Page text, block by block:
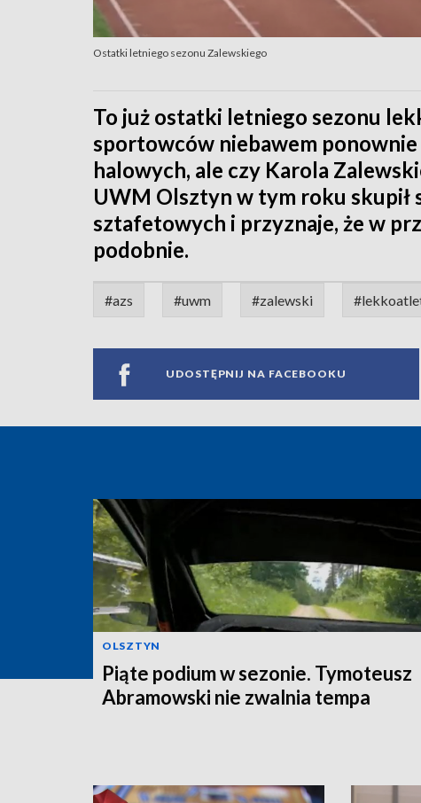
Ostatki letniego sezonu Zalewskiego
To już ostatki letniego sezonu
sportowców niebawem
halowych, ale czy Karola
UWM Olsztyn w tym roku skupił
sztafetowych i przyznaje, że w
podobnie.
#azs #uwm #zalewski
UDOSTĘPNIJ NA FACEBOOKU
OLSZTYN
Piąte podium w sezonie. Tymoteusz
Abramowski nie zwalnia tempa